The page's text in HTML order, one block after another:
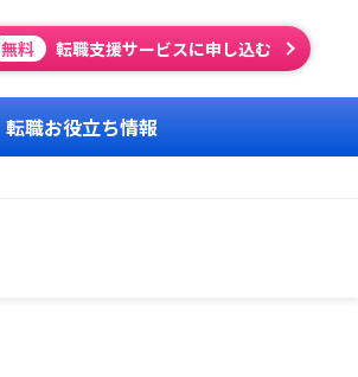
無料 転職支援サービスに申し込む
転職お役立ち情報